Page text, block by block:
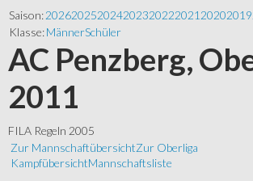
Saison:202620252024202320222021 20202019
Klasse:MännerSchüler
AC Penzberg,
2011
FILA Regeln 2005
Zur MannschaftübersichtZur Oberliga
KampfübersichtMannschaftsliste